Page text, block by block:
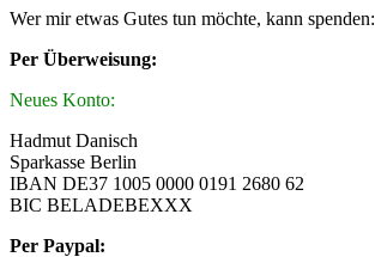
Wer mir etwas Gutes tun möchte, kann spenden:
Per Überweisung:
Neues Konto:
Hadmut Danisch
Sparkasse Berlin
IBAN DE37 1005 0000 0191 2680 62
BIC BELADEBEXXX
Per Paypal: